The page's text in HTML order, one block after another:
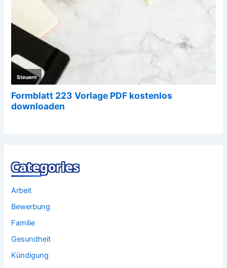
Categories
Arbeit
Bewerbung
Familie
Gesundheit
Kündigung